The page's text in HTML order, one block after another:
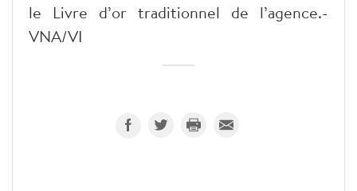
le Livre d’or traditionnel de l’agence.-
VNA/VI